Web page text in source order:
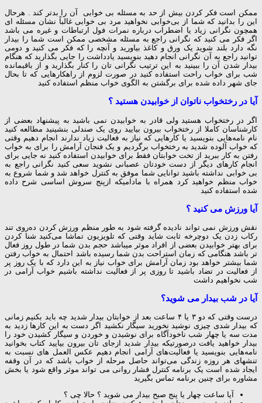
ممکن است فکر کردن بیش از حد به مسئله بی خوابی آن را بدتر کند . هرحال
این را بدانید که شما از بی‌خوابی نخواهید مرد بی خوابی غالباً نشان مسئله ای
همچون نگرانی زیاد یا اضطراب درباره نمرات فول ارتباطات و غیره می باشد
اگر فکر می کنید که نگرانی راجع به مسئله مشخصی ممکن است شما را بیدار
نگه دارد بلند شوید یک ورق و کاغذ بیاورید و آنچه را که فکر می کنید و دومی
توانید راجع به آن نگرانی انجام دهید بنویسید یادداشت را جایی بگذارید که هنگام
بیدار شدن آن را ببینید به این ترتیب نگرانی تان را کنار بگذارید و از باقیمانده
شب برای خواب راحت استفاده کنید در صورت لزوم از راهکارهایی که تا بحال
جای شهر داده شده برای برگشتن به الگوی خواب منظم استفاده کنید
آیا در رختخواب ناتوان از خوابیدن هستید ؟
اگر در رختخواب هستید ولی قادر به خوابیدن نمی باشید به پیشنهاد بعضی از
کارشناسان کاملا از رختخواب بیرون بیایید روی یک صندلی بنشینید مطالعه کنید
نام نامه‌هایی بنویسید یا کارهایی که نیاز به فعالیت زیاد ندارند انجام دهیم وقتی
که خواب آلوده شدید به رختخواب برگردیم و یک فنجان آرامش را برای به خواب
رفتن به کار ببرید از تخت خوابتان فقط برای خوابیدن استفاده کنید نه جایی برای
انجام کارهای دیگر از دست خودتان عصبانی نشوید سعی کنید نگرانی راجع به
بی خوابی نداشته باشید توانایی شما موفق به کنترل خواهد شد و شما شروع به
خواب منظم خواهید کرد همراه با مادامیکه ازپنج سروش اساسی شرح داده
شده استفاده کنید
آیا ورزش می کنید ؟
نقش ورزش نمی تواند نادیده گرفته شود به طور منظم ورزش کردن ده‌روی تند
رکاب زدن یک دوچرخه ثابت شاید وقتی که تلویزیون تماشا می‌کنید شنا کردن
برای بهتر خوابیدن بعضی از افراد موثر میباشد حجم بدن شما در طول روز فعال
تر باشد هنگامی که زمان استراحت بدن شما رسیده باشد احتمال به خواب رفتن
شما بیشتر خواهد بود زمان آرامش برای خواب نیاز به این دارد که با یک روز پر
از فعالیت در تضاد باشید تا روزی پر از فعالیت نداشته باشیم خواب آرامی در
شب نخواهیم داشت
آیا در شب بیدار می شوید؟
درست وقتی که دو ۳ یا ۴ ساعت بعد از خوابتان بیدار شدید چه باید بکنیم زمانی
که بیدار شدی چیزی نوشید نخورید سیگار نکشید اگر دست به این کارها زدید به
مدت سه یا چهار شب ناخودآگاه برای نوشیدن و خوردن و سیگار کشیدن خود را
بیدار خواهید یافت درصورتیکه بیدار شدید ازجای تان بیرون بیایید کتاب بخوانید
نامه‌هایی بنویسید یا فعالیت‌های آرامی انجام دهیم عکس العمل های نسبت به
تنشهای هر روزه زندگی می‌تواند حاصل مرحله از خواب باشد که در آن وقفه
ایجاد شده است یک برنامه کنترل فشار روانی می تواند موثر واقع شود یا بخش
مشاوره برای چنین برنامه تماس بگیرید
آیا ساعت چهار یا پنج صبح بیدار می شوید ؟ حالا چی ؟